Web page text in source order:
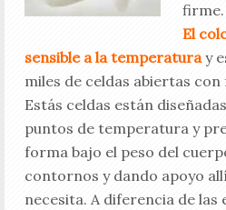
firme.
El
sensible a la temperaturay
miles de celdas abiertas
Estás celdas están
puntos de temperatura y
forma bajo el peso del
contornos y dando apoyo
necesita. A diferencia de las